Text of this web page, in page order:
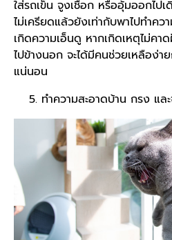
ใส่รถเข็น จูงเชือก หรืออุ้มออกไป
ไม่เครียดแล้วยังเท่ากับพาไปทำค
เกิดความเอ็นดู หากเกิดเหตุไม่ค
ไปข้างนอก จะได้มีคนช่วยเหลือง่า
แน่นอน
ทำความสะอาดบ้าน กรง แล